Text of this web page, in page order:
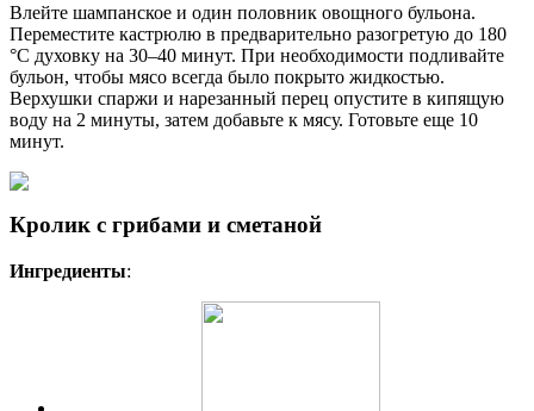
Влейте шампанское и один половник овощного бульона.
Переместите кастрюлю в предварительно разогретую до 180
°C духовку на 30–40 минут. При необходимости подливайте
бульон, чтобы мясо всегда было покрыто жидкостью.
Верхушки спаржи и нарезанный перец опустите в кипящую
воду на 2 минуты, затем добавьте к мясу. Готовьте еще 10
минут.
Кролик с грибами и сметаной
Ингредиенты: